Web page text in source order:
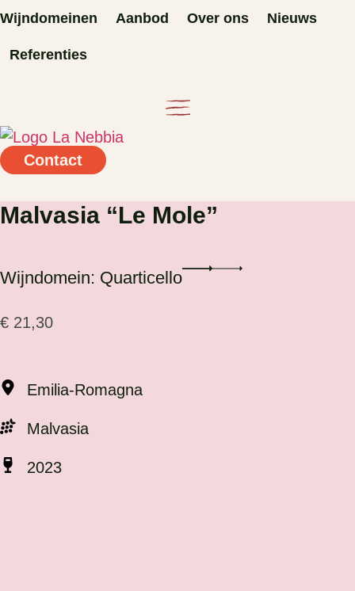
Ga
de
Wijndomeinen Aanbod Over ons Nieuws
Referenties
Contact
Malvasia “Le Mole”
Wijndomein: Quarticello
€ 21,30
Emilia-Romagna
Malvasia
2023